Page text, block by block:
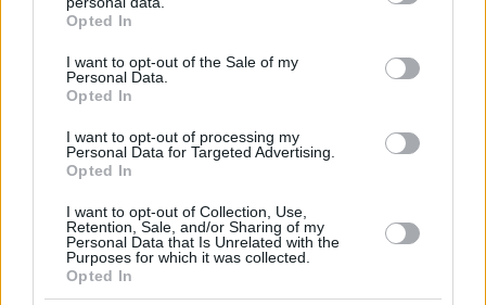
grant or deny consent to Google and its third-party tags to
use your data for below specified purposes in below Google
consent section.
Opted In
I want to opt-out of the Sale of my
Personal Data.
Opted In
I want to opt-out of processing my
Personal Data for Targeted Advertising.
Opted In
I want to opt-out of Collection, Use,
Retention, Sale, and/or Sharing of my
Personal Data that Is Unrelated with the
Purposes for which it was collected.
Opted In
Κλείνει τα μεσάνυχτα ο λόφος Φινόπουλου στην Αθήνα
Αργεντινή, Μπαρτσελόνα και Ρεάλ Μαδρίτης
πριν 30 λεπτά
Φωτιά στη Μικρή Βίγλα της Νάξου, σηκώθηκε ένα
ελικόπτερο
πριν 31 λεπτά
Φιλική ήττα για την Χαλ στο ντεμπούτο του Τζολάκη, 2-
0 από την Άϊντραχτ
πριν 32 λεπτά